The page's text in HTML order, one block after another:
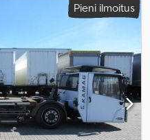
Pieni ilmoitus